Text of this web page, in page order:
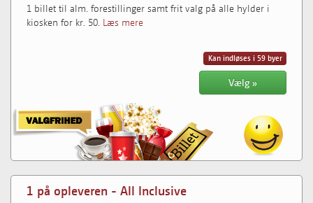
1 billet til alm. forestillinger samt frit valg på alle hylder i
kiosken for kr. 50. Læs mere
Kan indløses i 59 byer
Vælg »
1 på opleveren - All Inclusive